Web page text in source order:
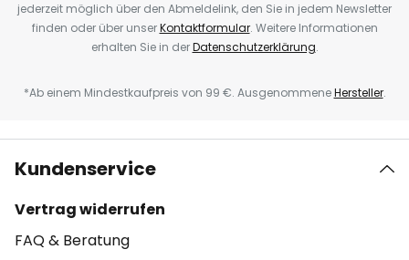
jederzeit möglich über den Abmeldelink, den Sie in jedem Newsletter
finden oder über unserKontaktformular. Weitere Informationen
erhalten Sie in derDatenschutzerklärung.
*Ab einem Mindestkaufpreis von 99 €. AusgenommeneHersteller.
Kundenservice
Vertrag widerrufen
FAQ & Beratung